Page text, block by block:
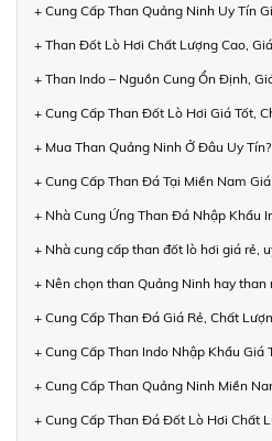
+ Cung Cấp Than Quảng Ninh Uy Tín
+ Than Đốt Lò Hơi Chất Lượng Cao,
+ Than Indo – Nguồn Cung Ổn Định,
+ Cung Cấp Than Đốt Lò Hơi Giá Tốt,
+ Mua Than Quảng Ninh Ở Đâu Uy
+ Cung Cấp Than Đá Tại Miền Nam
+ Nhà Cung Ứng Than Đá Nhập Khẩu
+ Nhà cung cấp than đốt lò hơi giá rẻ,
+ Nên chọn than Quảng Ninh hay than
+ Cung Cấp Than Đá Giá Rẻ, Chất
+ Cung Cấp Than Indo Nhập Khẩu Giá
+ Cung Cấp Than Quảng Ninh Miền
+ Cung Cấp Than Đá Đốt Lò Hơi Chất